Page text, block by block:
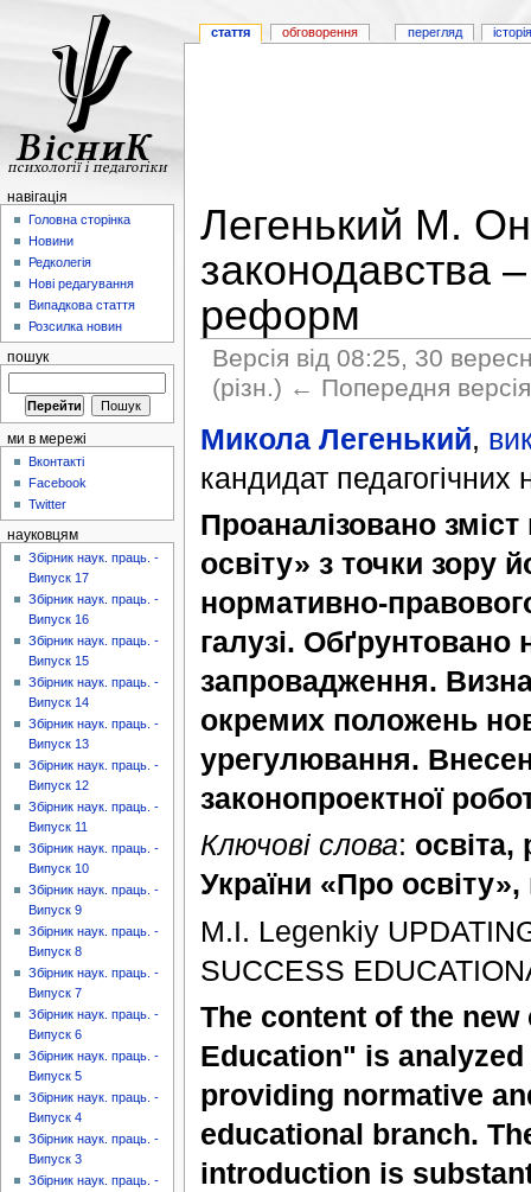
Легенький М.
законодавства
реформ
Версія від 08:25, 30
(різн.) ← Попередня
Микола Легенький,
кандидат педагогічних
Проаналізовано
освіту» з точки зору
нормативно-
галузі. Обґрунтовано
запровадження.
окремих положень
урегулювання.
законопроектної
Ключові слова: освіта,
України «Про
M.I. Legenkiy
SUCCESS
The content of the
Education" is
providing normative
educational branch.
introduction is
стаття обговорення перегляд
навігація
Головна сторінка
Новини
Редколегія
Нові редагування
Випадкова стаття
Розсилка новин
пошук
ми в мережі
Вконтакті
Facebook
Twitter
науковцям
Збірник наук. праць. -
Випуск 17
Збірник наук. праць. -
Випуск 16
Збірник наук. праць. -
Випуск 15
Збірник наук. праць. -
Випуск 14
Збірник наук. праць. -
Випуск 13
Збірник наук. праць. -
Випуск 12
Збірник наук. праць. -
Випуск 11
Збірник наук. праць. -
Випуск 10
Збірник наук. праць. -
Випуск 9
Збірник наук. праць. -
Випуск 8
Збірник наук. праць. -
Випуск 7
Збірник наук. праць. -
Випуск 6
Збірник наук. праць. -
Випуск 5
Збірник наук. праць. -
Випуск 4
Збірник наук. праць. -
Випуск 3
Збірник наук. праць. -